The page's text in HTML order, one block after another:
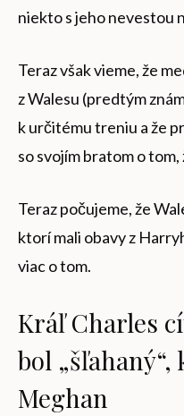
niekto s jeho nevestou
Teraz však vieme, že
z Walesu (predtým
k určitému treniu a že
so svojím bratom o
Teraz počujeme, že
ktorí mali obavy z
viac o tom.
Kráľ Charles
bol
Meghan